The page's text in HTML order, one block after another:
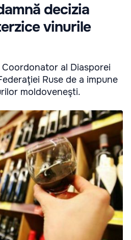
decizia
vinurile
al Diasporei
Ruse de a impune
moldoveneşti.